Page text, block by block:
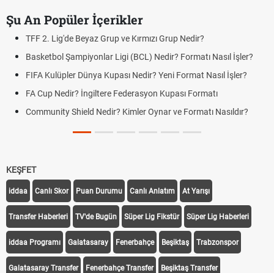
Şu An Popüler İçerikler
TFF 2. Lig'de Beyaz Grup ve Kırmızı Grup Nedir?
Basketbol Şampiyonlar Ligi (BCL) Nedir? Formatı Nasıl İşler?
FIFA Kulüpler Dünya Kupası Nedir? Yeni Format Nasıl İşler?
FA Cup Nedir? İngiltere Federasyon Kupası Formatı
Community Shield Nedir? Kimler Oynar ve Formatı Nasıldır?
KEŞFET
iddaa Canlı Skor Puan Durumu Canlı Anlatım At Yarışı
Transfer Haberleri TV'de Bugün Süper Lig Fikstür Süper Lig Haberleri
iddaa Programı Galatasaray Fenerbahçe Beşiktaş Trabzonspor
Galatasaray Transfer Fenerbahçe Transfer Beşiktaş Transfer